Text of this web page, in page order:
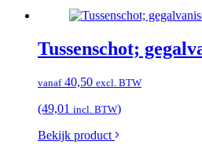
Tussenschot;
vanaf40,50 excl. BTW
(49,01 incl. BTW)
Bekijk product